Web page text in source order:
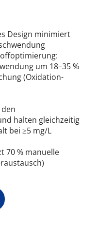
Design minimiert
um 18–35 %
(Oxidation-
halten gleichzeitig
bei ≥5 mg/L
70 % manuelle